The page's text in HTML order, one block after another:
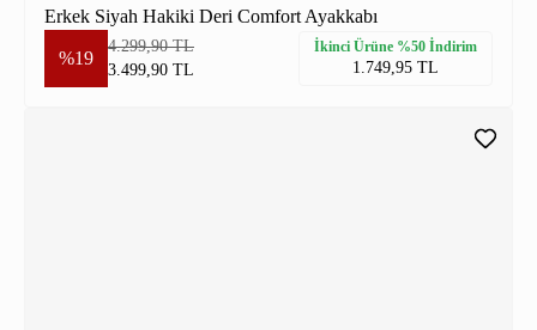
Erkek Siyah Hakiki Deri Comfort Ayakkabı
%19
4.299,90 TL
3.499,90 TL
İkinci Ürüne %50 İndirim
1.749,95 TL